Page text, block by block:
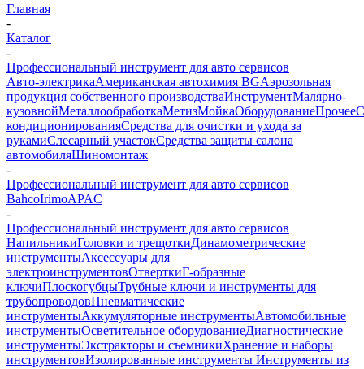
Главная
-
Каталог
-
Профессиональный инструмент для авто сервисов
Авто-электрикаАмериканская автохимия BGАэрозольная
продукция собственного производстваИнструментМалярно-
кузовнойМеталлообработкаМетизМойкаОборудованиеПрочее
кондиционированияСредства для очистки и ухода за
рукамиСлесарный участокСредства защиты салона
автомобиляШиномонтаж
-
Профессиональный инструмент для авто сервисов
BahcoIrimoAPAC
-
Профессиональный инструмент для авто сервисов
НапильникиГоловки и трещоткиДинамометрические
инструментыАксессуары для
электроинструментовОтверткиГ-образные
ключиПлоскогубцыТрубные ключи и инструменты для
трубопроводовПневматические
инструментыАккумуляторные инструментыАвтомобильные
инструментыОсветительное оборудованиеДиагностические
инструментыЭкстракторы и съемникиХранение и наборы
инструментовИзолированные инструменты Инструменты из